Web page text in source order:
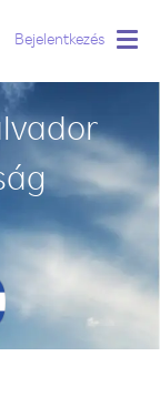
Bejelentkezés